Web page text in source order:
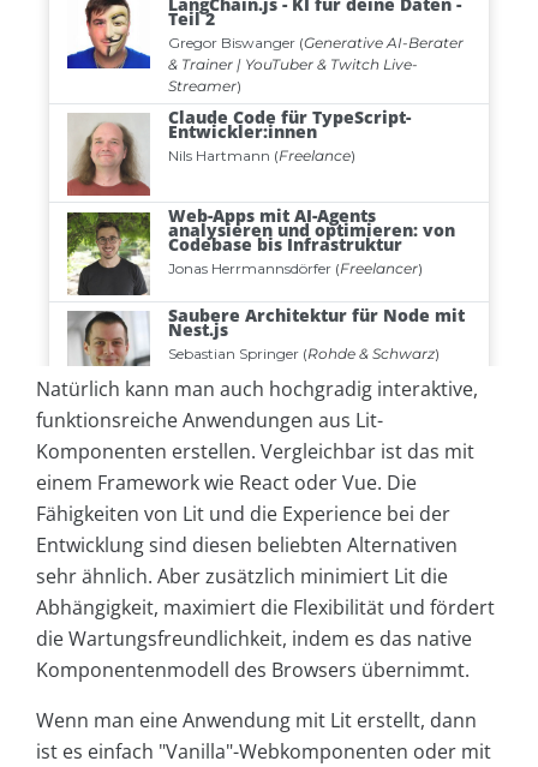
Natürlich kann man auch hochgradig interaktive,
funktionsreiche Anwendungen aus Lit-
Komponenten erstellen. Vergleichbar ist das mit
einem Framework wie React oder Vue. Die
Fähigkeiten von Lit und die Experience bei der
Entwicklung sind diesen beliebten Alternativen
sehr ähnlich. Aber zusätzlich minimiert Lit die
Abhängigkeit, maximiert die Flexibilität und fördert
die Wartungsfreundlichkeit, indem es das native
Komponentenmodell des Browsers übernimmt.
Wenn man eine Anwendung mit Lit erstellt, dann
ist es einfach "Vanilla"-Webkomponenten oder mit